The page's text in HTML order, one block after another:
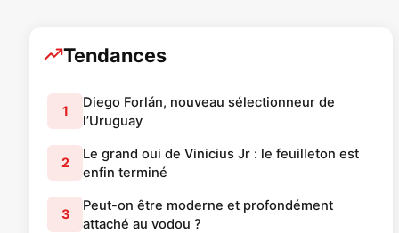
Tendances
1
Diego Forlán, nouveau sélectionneur de
l’Uruguay
2
Le grand oui de Vinicius Jr : le feuilleton est
enfin terminé
3
Peut-on être moderne et profondément
attaché au vodou ?